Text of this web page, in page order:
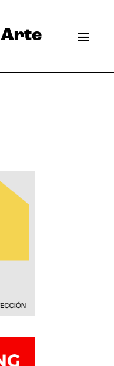
Arte